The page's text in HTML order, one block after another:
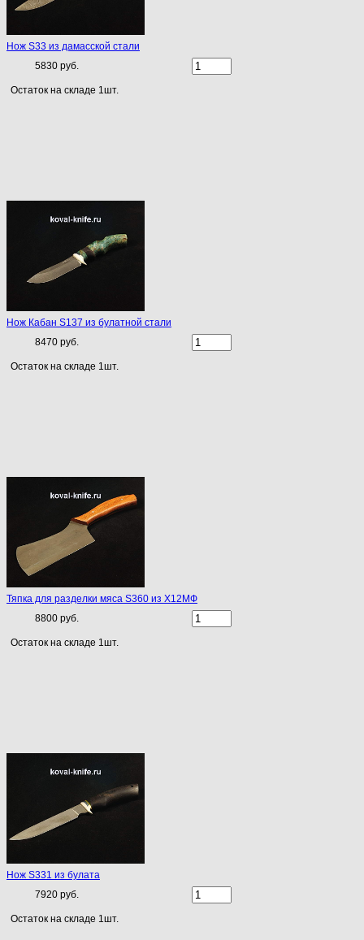
Нож S33 из дамасской стали
5830 руб.
Остаток на складе 1шт.
Нож Кабан S137 из булатной стали
8470 руб.
Остаток на складе 1шт.
Тяпка для разделки мяса S360 из Х12МФ
8800 руб.
Остаток на складе 1шт.
Нож S331 из булата
7920 руб.
Остаток на складе 1шт.